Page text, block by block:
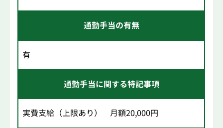
通勤手当の有無
有
通勤手当に関する特記事項
実費支給（上限あり） 月額20,000円